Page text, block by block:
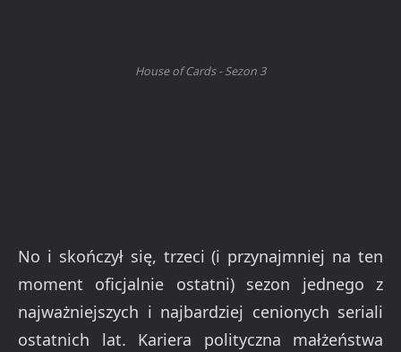
House of Cards - Sezon 3
No i skończył się, trzeci (i przynajmniej na ten
moment oficjalnie ostatni) sezon jednego z
najważniejszych i najbardziej cenionych seriali
ostatnich lat. Kariera polityczna małżeństwa